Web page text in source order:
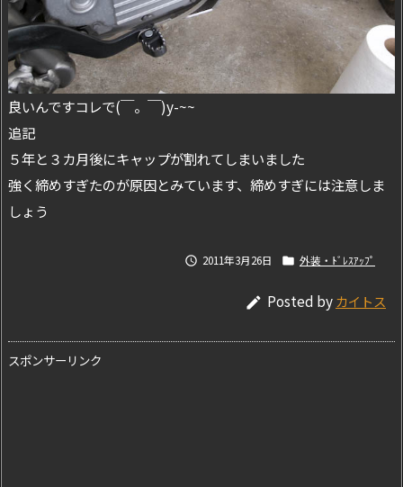
良いんですコレで(￣。￣)y-~~
追記
５年と３カ月後にキャップが割れてしまいました
強く締めすぎたのが原因とみています、締めすぎには注意しま
しょう
 2011年3月26日  外装・ﾄﾞﾚｽｱｯﾌﾟ
 Posted byカイトス
スポンサーリンク